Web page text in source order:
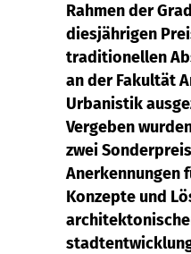
Rahmen der
diesjährigen
traditionellen
an der Fakultät
Urbanistik
Vergeben
zwei
Anerkennungen
Konzepte und